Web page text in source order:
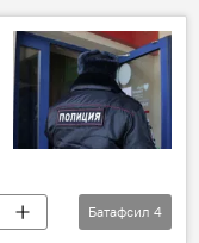
Батафсил 4